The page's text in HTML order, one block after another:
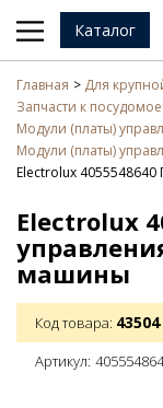
Каталог
Главная
Для
Запчасти к
Модули (платы)
Модули (платы)
Electrolux
Electrolux
машины
Код товара: 43504
Артикул: